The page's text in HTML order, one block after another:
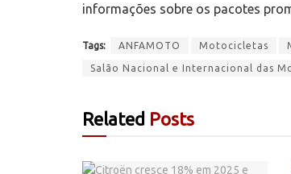
informações sobre os pacotes
Tags: ANFAMOTO Motocicletas
Salão Nacional e Internacional das
Related Posts